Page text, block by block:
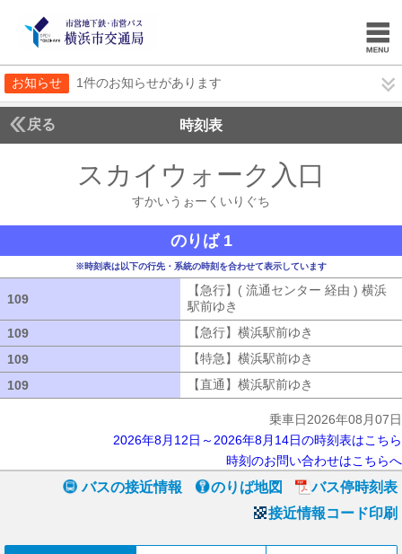
お知らせ 1件のお知らせがあります
戻る 時刻表
スカイウォーク入口
すかいうぉーくいりぐち
のりば 1
※時刻表は以下の行先・系統の時刻を合わせて表示しています
109
【急行】( 流通センター 経由 ) 横浜
駅前ゆき
109
【急行】横浜駅前ゆき
109
【特急】横浜駅前ゆき
109
【直通】横浜駅前ゆき
乗車日2026年08月07日
2026年8月12日～2026年8月14日の時刻表はこちら
時刻のお問い合わせはこちらへ
バスの接近情報 のりば地図
バス停時刻表
接近情報コード印刷